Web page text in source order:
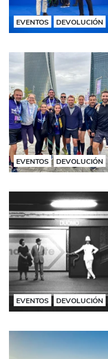
EVENTOS DEVOLUCIÓN
EVENTOS DEVOLUCIÓN
EVENTOS DEVOLUCIÓN